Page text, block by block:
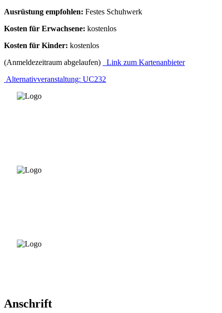
Ausrüstung empfohlen: Festes Schuhwerk
Kosten für Erwachsene: kostenlos
Kosten für Kinder: kostenlos
(Anmeldezeitraum abgelaufen)
Link zum Kartenanbieter
Alternativveranstaltung: UC232
Anschrift